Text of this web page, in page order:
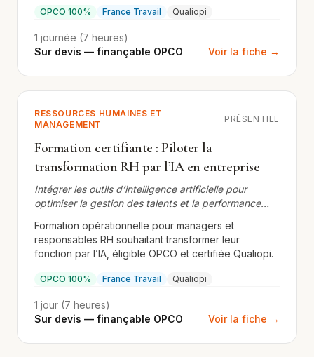
adaptée aux TPE/PME.
OPCO 100% France Travail Qualiopi
1 journée (7 heures)
Sur devis — finançable OPCO
Voir la fiche →
RESSOURCES HUMAINES ET
MANAGEMENT
PRÉSENTIEL
Formation certifiante : Piloter la
transformation RH par l’IA en entreprise
Intégrer les outils d’intelligence artificielle pour
optimiser la gestion des talents et la performance
Formation opérationnelle pour managers et
responsables RH souhaitant transformer leur
fonction par l’IA, éligible OPCO et certifiée Qualiopi.
OPCO 100% France Travail Qualiopi
1 jour (7 heures)
Sur devis — finançable OPCO
Voir la fiche →